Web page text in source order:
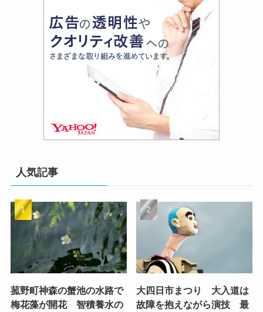
人気記事
菰野町神森の蟹池の水路で
梅花藻が開花 智積養水の
大四日市まつり 大入道は
故障を抱えながら演技 最